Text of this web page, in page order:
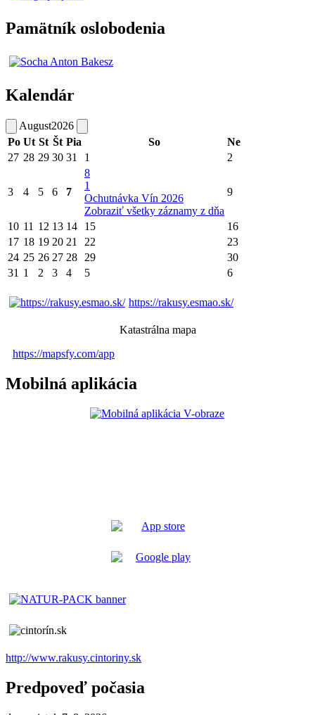
Pamätník oslobodenia
Kalendár
August2026
Po Ut St Št Pia So
Ne
27 28 29 30 31 1 2
3 4 5 6 7
8
1
Ochutnávka Vín 2026
Zobraziť všetky záznamy z dňa
9
10 11 12 13 14 15
16
17 18 19 20 21 22
23
24 25 26 27 28 29
30
31 1 2 3 4 5 6
https://rakusy.esmao.sk/
Katastrálna mapa
https://mapsfy.com/app
Mobilná aplikácia
http://www.rakusy.cintoriny.sk
Predpoveď počasia